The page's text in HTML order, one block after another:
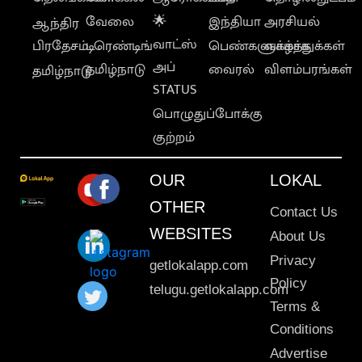
ஆந்திர
பிரதேசம்
தமிழ்நாடு
வேலை
டிரெண்டிங்
தமிழ்நாடு
🌟
வாட்ஸ்
அப்
STATUS
பொழுதுப்போக்கு
குற்றம்
இந்தியா
பெண்களுக்காக
வைரல்
அரசியல்
வாழ்த்துக்கள்
விளம்பரங்கள்
OUR
OTHER
WEBSITES
getlokalapp.com
telugu.getlokalapp.com
LOKAL
Contact Us
About Us
Privacy
Policy
Terms &
Conditions
Advertise